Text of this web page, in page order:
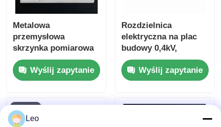
Podstacja typu kontenerowego
Skrzynka odgałęźna kablowa
Rozłącznik obciążeniowy próżniowy
Metalowa
przemysłowa
skrzynka pomiarowa
elektryczna, panel
dystrybucji
elektrycznej, rozmiar
Wyślij zapytanie
Rozdzielnica
elektryczna na plac
budowy 0,4kV,
metalowa obudowa,
odporna na warunki
atmosferyczne
Wyślij zapytanie
Leo